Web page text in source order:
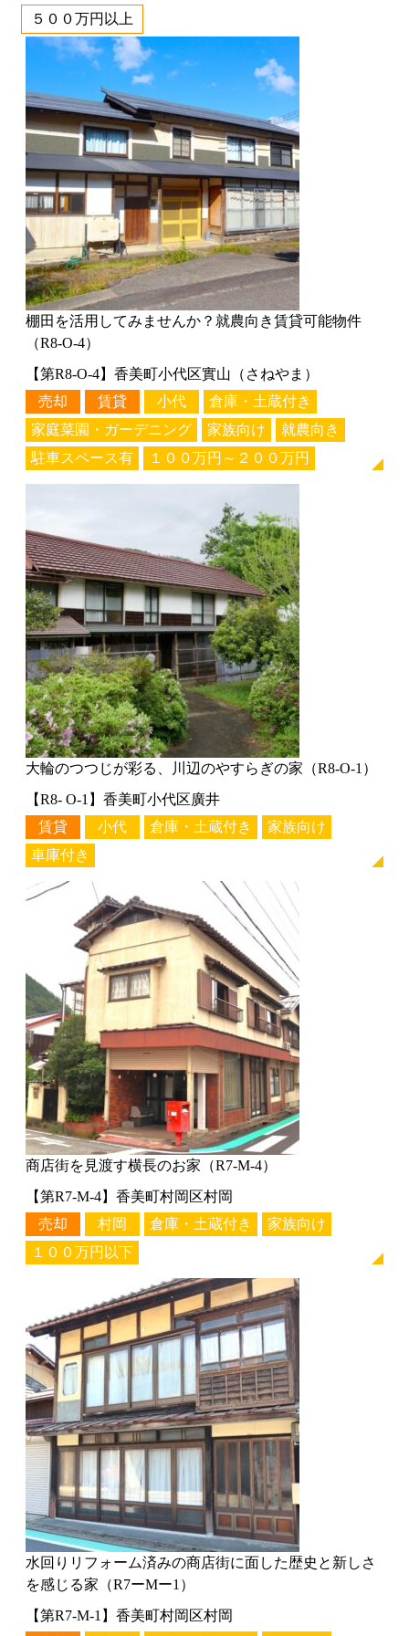
５００万円以上
棚田を活用してみませんか？就農向き賃貸可能物件
（R8-O-4）
【第R8-O-4】香美町小代区實山（さねやま）
売却
賃貸 小代
倉庫・土蔵付き
家庭菜園・ガーデニング
家族向け
就農向き
駐車スペース有
１００万円～２００万円
大輪のつつじが彩る、川辺のやすらぎの家（R8-O-1）
【R8- O-1】香美町小代区廣井
賃貸
小代 倉庫・土蔵付き
家族向け
車庫付き
商店街を見渡す横長のお家（R7-M-4）
【第R7-M-4】香美町村岡区村岡
売却
村岡 倉庫・土蔵付き
家族向け
１００万円以下
水回りリフォーム済みの商店街に面した歴史と新しさ
を感じる家（R7ーMー1）
【第R7-M-1】香美町村岡区村岡